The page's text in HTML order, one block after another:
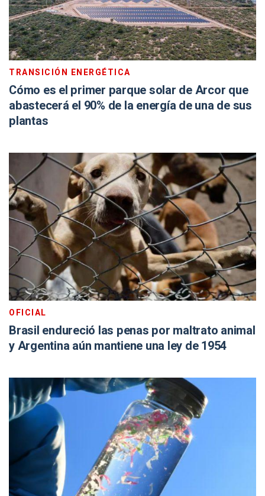
TRANSICIÓN ENERGÉTICA
Cómo es el primer parque solar de Arcor que
abastecerá el 90% de la energía de una de sus
plantas
OFICIAL
Brasil endureció las penas por maltrato animal
y Argentina aún mantiene una ley de 1954